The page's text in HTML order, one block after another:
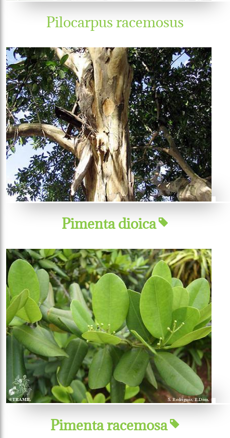
Pilocarpus racemosus
Pimenta dioica
Pimenta racemosa